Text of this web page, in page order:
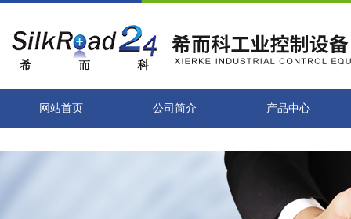
网站首页 公司简介 产品中心